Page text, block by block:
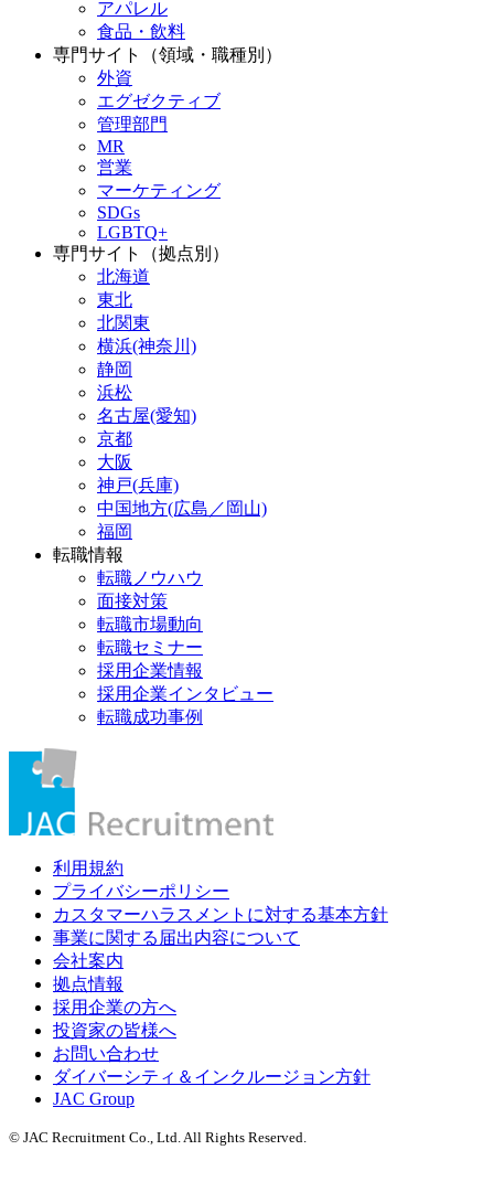
アパレル
食品・飲料
専門サイト（領域・職種別）
外資
エグゼクティブ
管理部門
MR
営業
マーケティング
SDGs
LGBTQ+
専門サイト（拠点別）
北海道
東北
北関東
横浜(神奈川)
静岡
浜松
名古屋(愛知)
京都
大阪
神戸(兵庫)
中国地方(広島／岡山)
福岡
転職情報
転職ノウハウ
面接対策
転職市場動向
転職セミナー
採用企業情報
採用企業インタビュー
転職成功事例
利用規約
プライバシーポリシー
カスタマーハラスメントに対する基本方針
事業に関する届出内容について
会社案内
拠点情報
採用企業の方へ
投資家の皆様へ
お問い合わせ
ダイバーシティ＆インクルージョン方針
JAC Group
© JAC Recruitment Co., Ltd. All Rights Reserved.